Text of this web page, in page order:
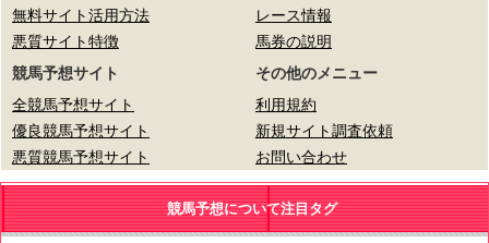
無料サイト活用方法
悪質サイト特徴
レース情報
馬券の説明
競馬予想サイト
全競馬予想サイト
優良競馬予想サイト
悪質競馬予想サイト
その他のメニュー
利用規約
新規サイト調査依頼
お問い合わせ
競馬予想について注目タグ